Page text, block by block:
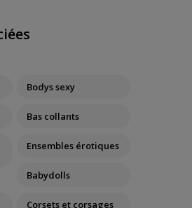
Bodys sexy
Bas collants
Ensembles érotiques
Babydolls
Corsets et corsages